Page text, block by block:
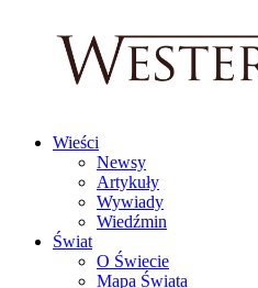
Wieści
Newsy
Artykuły
Wywiady
Wiedźmin
Świat
O Świecie
Mapa Świata